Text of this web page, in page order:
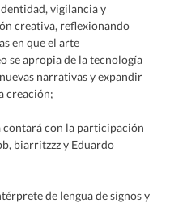
vigilancia y
creativa, reflexionando
en que el arte
se apropia de la tecnología
narrativas y expandir
creación;
contará con la participación
biarritzzz y Eduardo
de lengua de signos y